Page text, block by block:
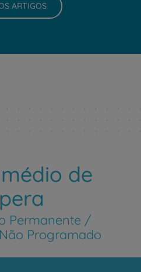
ARTIGOS
de
Permanente /
Programado